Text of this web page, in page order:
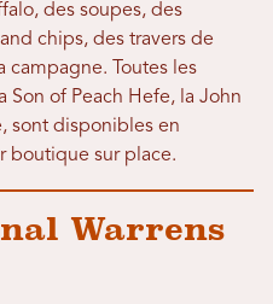
des soupes, des
chips, des travers de
campagne. Toutes les
Son of Peach Hefe, la John
sont disponibles en
boutique sur place.
Warrens